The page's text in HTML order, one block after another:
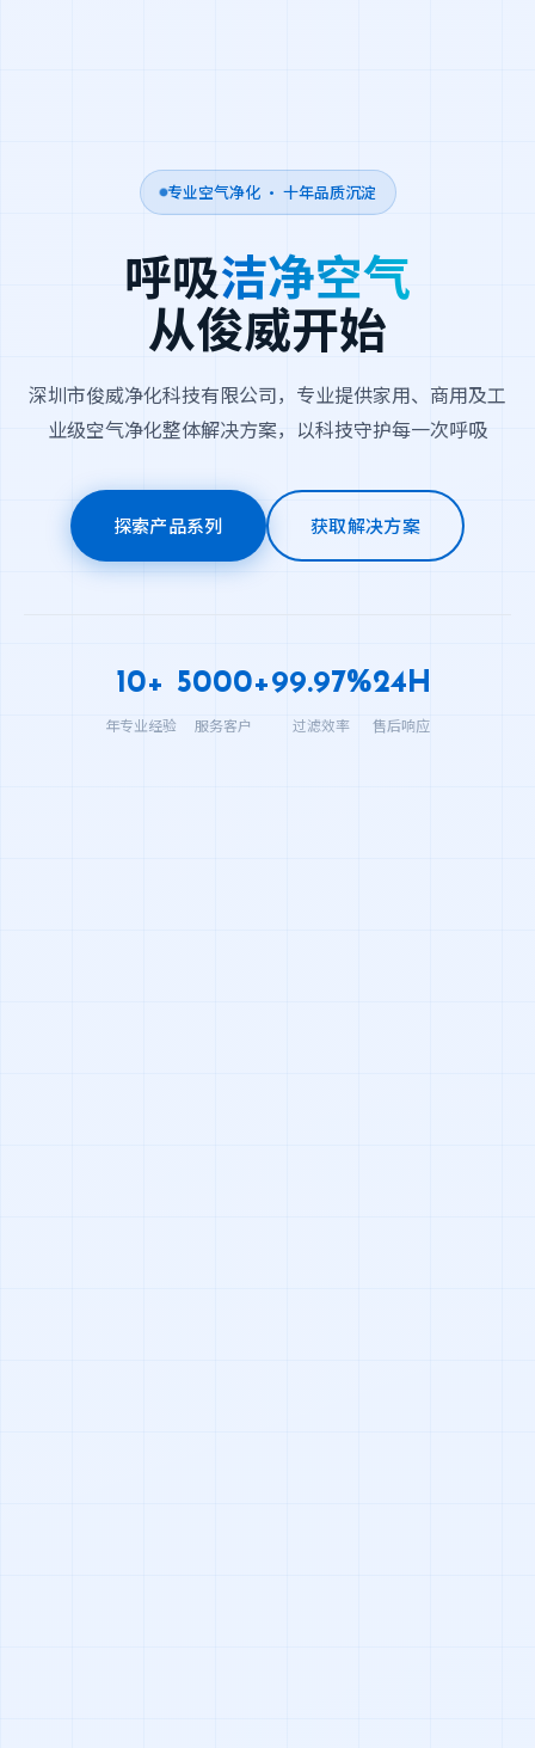
专业空气净化 · 十年品质沉淀
呼吸洁净空气
从俊威开始
深圳市俊威净化科技有限公司，专业提供家用、商用及工
业级空气净化整体解决方案，以科技守护每一次呼吸
探索产品系列 获取解决方案
10+
年专业经验
5000+
服务客户
99.97%
过滤效率
24H
售后响应